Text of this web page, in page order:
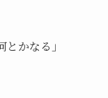
かなる」